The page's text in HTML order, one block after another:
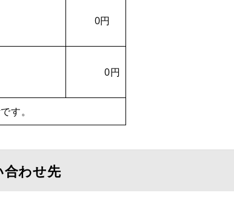
0円
0円
す。
合わせ先